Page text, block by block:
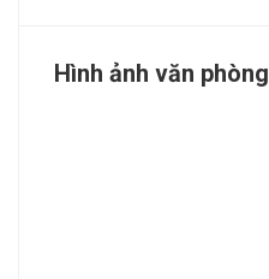
Hình ảnh văn phòng